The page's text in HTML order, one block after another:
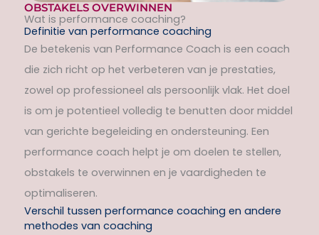
OBSTAKELS OVERWINNEN
Wat is performance coaching?
Definitie van performance coaching
De betekenis van Performance Coach is een coach
die zich richt op het verbeteren van je prestaties,
zowel op professioneel als persoonlijk vlak. Het doel
is om je potentieel volledig te benutten door middel
van gerichte begeleiding en ondersteuning. Een
performance coach helpt je om doelen te stellen,
obstakels te overwinnen en je vaardigheden te
optimaliseren.
Verschil tussen performance coaching en andere
methodes van coaching